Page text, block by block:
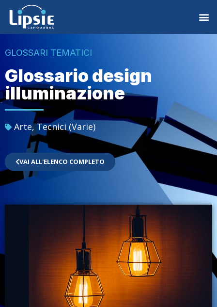
GLOSSARI TEMATICI
Glossario design
illuminazione
Arte,Tecnici (Varie)
VAI ALL'ELENCO COMPLETO